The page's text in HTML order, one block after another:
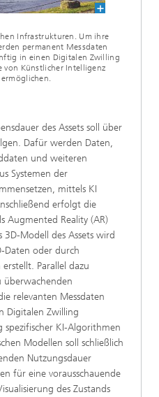
Infrastrukturen. Um ihre
permanent Messdaten
in einen Digitalen Zwilling
Künstlicher Intelligenz
ermöglichen.
des Assets soll über
Dafür werden Daten,
und weiteren
Systemen der
mittels KI
erfolgt die
Augmented Reality (AR)
3D-Modell des Assets wird
Daten oder durch
Parallel dazu
überwachenden
relevanten Messdaten
Digitalen Zwilling
KI-Algorithmen
Modellen soll schließlich
Nutzungsdauer
für eine vorausschauende
des Zustands